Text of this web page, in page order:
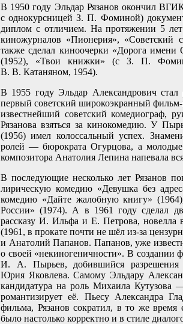
В 1950 году Эльдар Рязанов окончил
с однокурсницей З. П. Фоминой)
диплом с отличием. На протяжении 5
киножурналов «Пионерия», «Советский
также сделал киноочерки «Дорога
(1952), «Твои книжки» (с З. П.
В. В. Катаняном, 1954).
В 1955 году Эльдар Александрович
первый советский широкоэкранный
известнейший советский комедиограф,
Рязанова взяться за кинокомедию. У
(1956) имел колоссальный успех.
ролей — бюрократа Огурцова, а
композитора Анатолия Лепина напевала
В последующие несколько лет Рязанов
лирическую комедию «Девушка без
комедию «Дайте жалобную книгу»
России» (1974). А в 1961 году сделал
рассказу И. Ильфа и Е. Петрова, новелла
(1961, в прокате почти не шёл из-за
и Анатолий Папанов. Папанов, уже
о своей «некиногеничности». В создании
И. А. Пырьев, добившийся разрешения
Юрия Яковлева. Самому Эльдару
кандидатура на роль Михаила
романтизирует её. Пьесу Александра
фильма, Рязанов сократил, в то же время
было настолько корректно и в стиле